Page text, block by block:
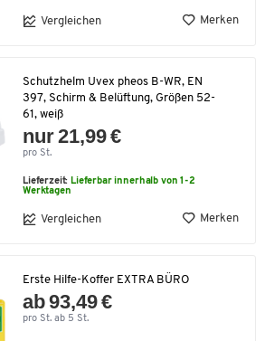
Vergleichen Merken
Schutzhelm Uvex pheos B-WR, EN
397, Schirm & Belüftung, Größen 52-
61, weiß
nur 21,99 €
pro St.
Lieferzeit:Lieferbar innerhalb von 1-2
Werktagen
Vergleichen Merken
Erste Hilfe-Koffer EXTRA BÜRO
ab 93,49 €
pro St. ab 5 St.